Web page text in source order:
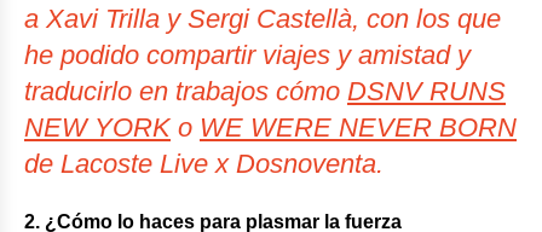
a Xavi Trilla y Sergi Castellà, con los que
he podido compartir viajes y amistad y
traducirlo en trabajos cómo DSNV RUNS
NEW YORK o WE WERE NEVER BORN
de Lacoste Live x Dosnoventa.
2. ¿Cómo lo haces para plasmar la fuerza